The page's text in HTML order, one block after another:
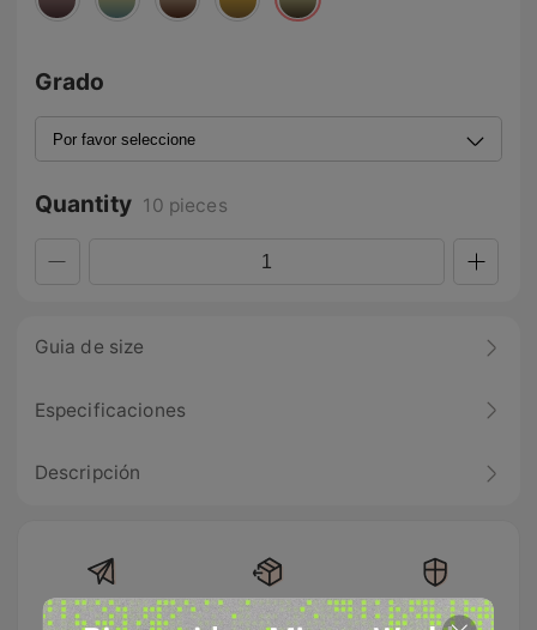
Grado
Quantity 10 pieces
Guia de size
Especificaciones
Descripción
Envío gratis en
Devolución
100% Pago